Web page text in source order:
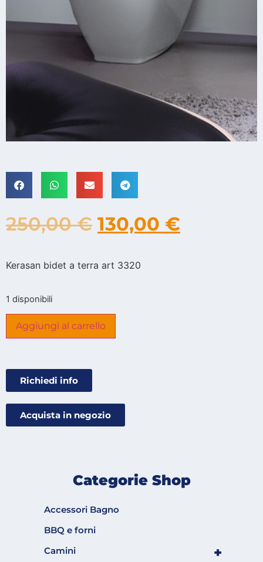
250,00€ 130,00 €
Kerasan bidet a terra art 3320
1 disponibili
Aggiungi al carrello
Richiedi info
Acquista in negozio
Categorie Shop
Accessori Bagno
BBQ e forni
+
Camini